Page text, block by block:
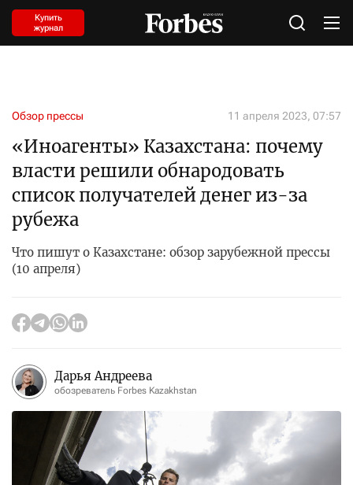
Купить
журнал
Обзор прессы 11 апреля 2023, 07:57
«Иноагенты» Казахстана: почему
власти решили обнародовать
список получателей денег из-за
рубежа
Что пишут о Казахстане: обзор зарубежной прессы
(10 апреля)
Дарья Андреева
обозреватель Forbes Kazakhstan